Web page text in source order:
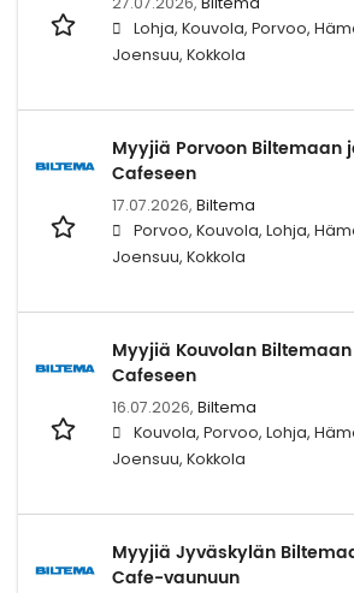
Lohja, Kouvola, Porvoo,
Joensuu, Kokkola
Myyjiä Porvoon Biltemaan
Cafeseen
17.07.2026, Biltema
Porvoo, Kouvola, Lohja,
Joensuu, Kokkola
Myyjiä Kouvolan
Cafeseen
16.07.2026, Biltema
Kouvola, Porvoo, Lohja,
Joensuu, Kokkola
Myyjiä Jyväskylän
Cafe-vaunuun